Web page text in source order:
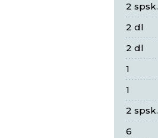
2 spsk.
2 dl
2 dl
1
1
2 spsk.
6